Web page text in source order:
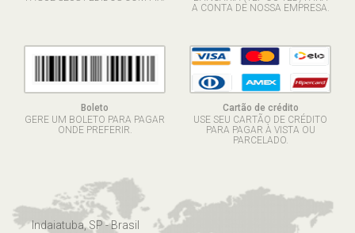
A CONTA DE NOSSA EMPRESA.
Boleto
GERE UM BOLETO PARA PAGAR
ONDE PREFERIR.
Cartão de crédito
USE SEU CARTÃO DE CRÉDITO
PARA PAGAR À VISTA OU
PARCELADO.
Indaiatuba, SP - Brasil